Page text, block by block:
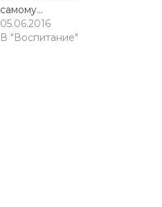
самому…
05.06.2016
В "Воспитание"